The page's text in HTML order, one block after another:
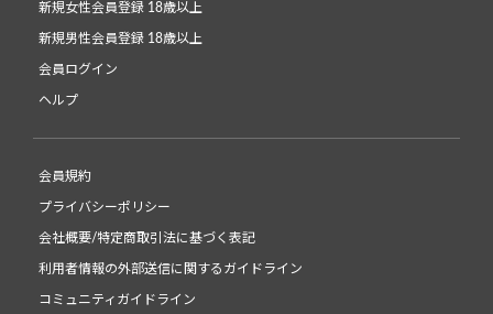
新規女性会員登録 18歳以上
新規男性会員登録 18歳以上
会員ログイン
ヘルプ
会員規約
プライバシーポリシー
会社概要/特定商取引法に基づく表記
利用者情報の外部送信に関するガイドライン
コミュニティガイドライン